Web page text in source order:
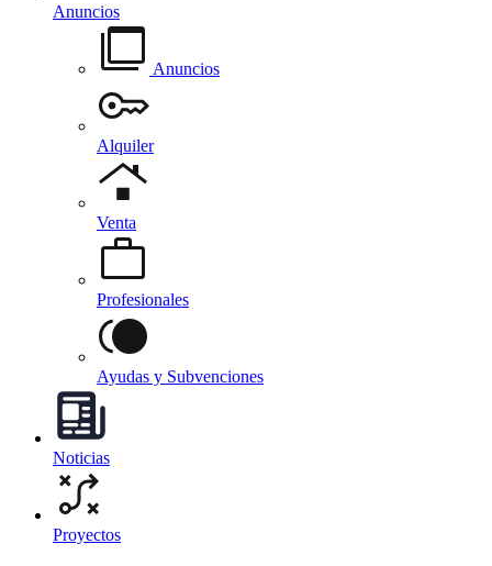
Anuncios
Anuncios
Alquiler
Venta
Profesionales
Ayudas y Subvenciones
Noticias
Proyectos